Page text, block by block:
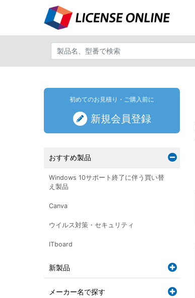
初めてのお見積り・ご購入前に
新規会員登録
おすすめ製品
Windows 10サポート終了に伴う買い替
え製品
Canva
ウイルス対策・セキュリティ
ITboard
新製品
メーカー名で探す